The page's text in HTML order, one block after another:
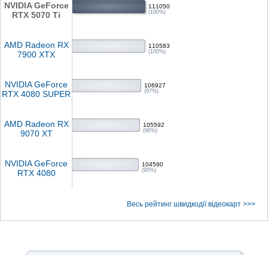
NVIDIA GeForce
RTX 5070 Ti
111050
(100%)
AMD Radeon RX
7900 XTX
110583
(100%)
NVIDIA GeForce
RTX 4080 SUPER
106927
(97%)
AMD Radeon RX
9070 XT
105592
(96%)
NVIDIA GeForce
RTX 4080
104590
(95%)
Весь рейтинг швидкодії відеокарт >>>